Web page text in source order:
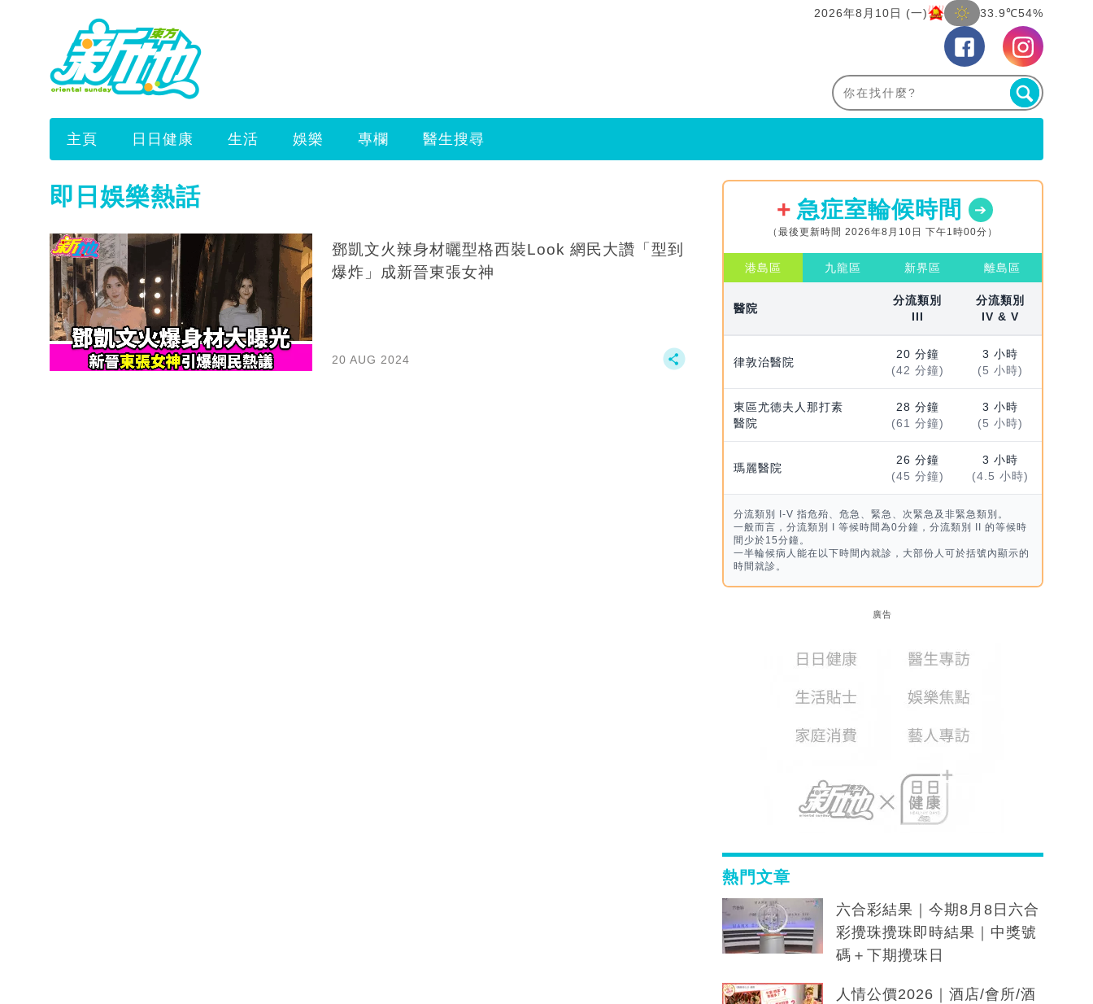
2026年8月10日 (一) 33.9℃54%
主頁 日日健康 生活 娛樂 專欄 醫生搜尋
即日娛樂熱話
鄧凱文火辣身材曬型格西裝Look 網民大讚「型到
爆炸」成新晉東張女神
20 AUG 2024
急症室輪候時間
（最後更新時間 2026年8月10日 下午1時00分）
港島區 九龍區 新界區 離島區
醫院
分流類別
III
分流類別
IV & V
律敦治醫院
20 分鐘
(42 分鐘)
3 小時
(5 小時)
東區尤德夫人那打素
醫院
28 分鐘
(61 分鐘)
3 小時
(5 小時)
瑪麗醫院
26 分鐘
(45 分鐘)
3 小時
(4.5 小時)
分流類別 I-V 指危殆、危急、緊急、次緊急及非緊急類別。
一般而言，分流類別 I 等候時間為0分鐘，分流類別 II 的等候時
間少於15分鐘。
一半輪候病人能在以下時間內就診，大部份人可於括號內顯示的
時間就診。
廣告
熱門文章
六合彩結果｜今期8月8日六合
彩攪珠攪珠即時結果｜中獎號
碼＋下期攪珠日
人情公價2026｜酒店/會所/酒